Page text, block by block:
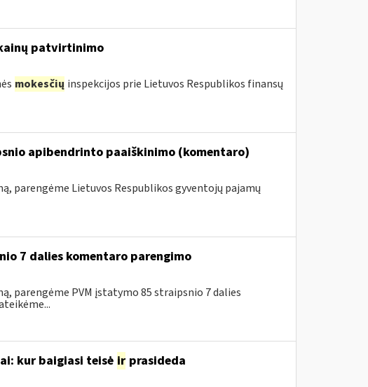
patvirtinimo
mokesčių inspekcijos prie Lietuvos Respublikos finansų
apibendrinto paaiškinimo (komentaro)
parengėme Lietuvos Respublikos gyventojų pajamų
7 dalies komentaro parengimo
parengėme PVM įstatymo 85 straipsnio 7 dalies
kur baigiasi teisė irprasideda